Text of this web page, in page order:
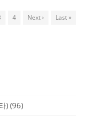
4 Next › Last »
) (96)